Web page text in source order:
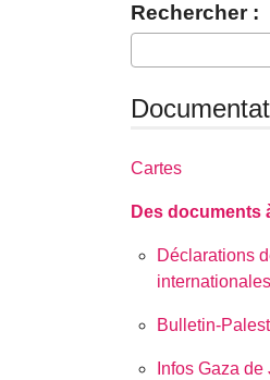
Rechercher :
Cartes
Des documents
Déclarations
internationales
Bulletin-
Infos Gaza